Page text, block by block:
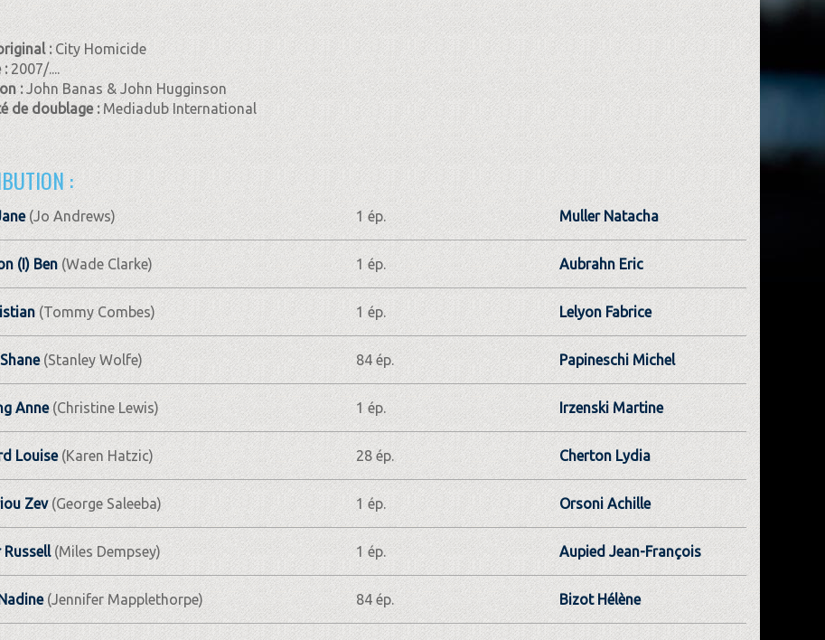
:City Homicide
:2007/....
:John Banas & John Hugginson
de doublage :Mediadub International
:
(Jo Andrews) 1 ép. Muller Natacha
(I) Ben (Wade Clarke) 1 ép. Aubrahn Eric
(Tommy Combes) 1 ép. Lelyon Fabrice
(Stanley Wolfe) 84 ép. Papineschi Michel
Anne(Christine Lewis) 1 ép. Irzenski Martine
Louise(Karen Hatzic) 28 ép. Cherton Lydia
Zev(George Saleeba) 1 ép. Orsoni Achille
Russell(Miles Dempsey) 1 ép. Aupied Jean-François
(Jennifer Mapplethorpe) 84 ép. Bizot Hélène